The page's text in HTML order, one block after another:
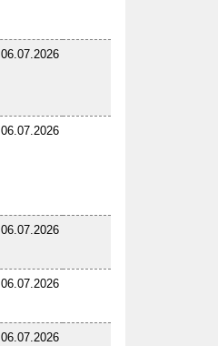
06.07.2026
06.07.2026
06.07.2026
06.07.2026
06.07.2026